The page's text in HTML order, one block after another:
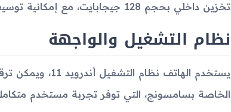
تخزين داخلي بحجم 128 جيجابايت، مع إمكانية توسيعه عبر بطاقة microSDXC.
نظام التشغيل والواجهة
الخاصة بسامسونج، التي توفر تجربة مستخدم